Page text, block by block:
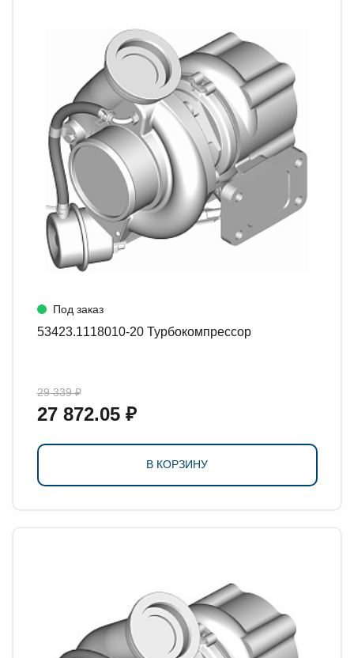
Под заказ
53423.1118010-20 Турбокомпрессор
29 339 ₽
27 872.05 ₽
В КОРЗИНУ